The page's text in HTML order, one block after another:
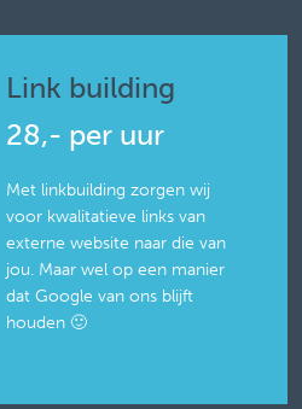
Link building
28,- per uur
Met linkbuilding zorgen wij
voor kwalitatieve links van
externe website naar die van
jou. Maar wel op een manier
dat Google van ons blijft
houden 🙂